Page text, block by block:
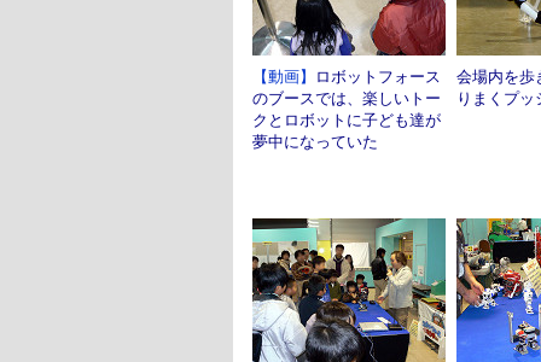
【動画】
ロボットフォース
のブースでは、楽しいトー
クとロボットに子ども達が
夢中になっていた
会場内を歩
りまくプッ